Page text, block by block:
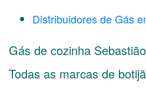
Distribuidores de Gás
Gás de cozinha
Todas as marcas de